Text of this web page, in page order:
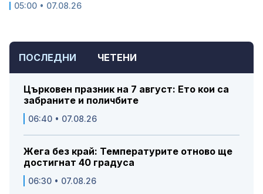
ПОСЛЕДНИ ЧЕТЕНИ
Църковен празник на 7 август: Ето кои са
забраните и поличбите
06:40 • 07.08.26
Жега без край: Температурите отново ще
достигнат 40 градуса
06:30 • 07.08.26
05:00 • 07.08.26